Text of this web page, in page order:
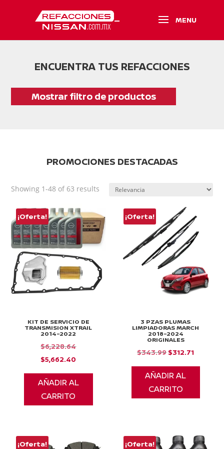
ENCUENTRA TUS REFACCIONES
Mostrar filtro de productos
PROMOCIONES DESTACADAS
Showing 1-48 of 63 results
¡Oferta!
KIT DE SERVICIO DE
TRANSMISION XTRAIL
2014-2022
$6,228.64El
original
era:
$5,662.40
precio
actual
AÑADIR AL
CARRITO
¡Oferta!
3 PZAS PLUMAS
LIMPIADORAS MARCH
2018-2024
ORIGINALES
$343.99 El
precio
original
era:
$312.71
precio
AÑADIR AL
CARRITO
¡Oferta! ¡Oferta!